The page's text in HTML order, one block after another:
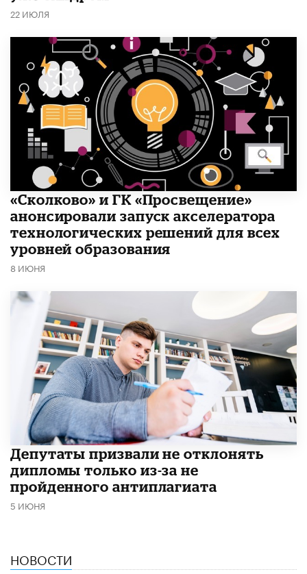
22 ИЮЛЯ
«Сколково» и ГК «Просвещение»
анонсировали запуск акселератора
технологических решений для всех
уровней образования
8 ИЮНЯ
Депутаты призвали не отклонять
дипломы только из-за не
пройденного антиплагиата
5 ИЮНЯ
НОВОСТИ